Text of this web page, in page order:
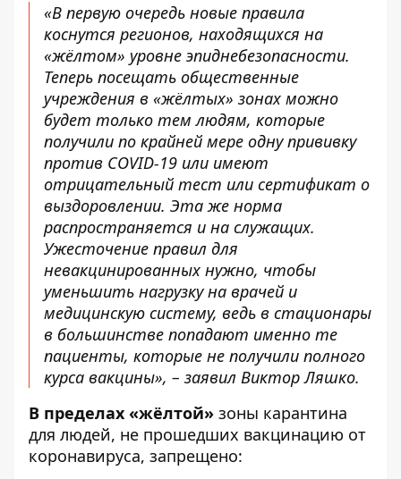
«В первую очередь новые правила
коснутся регионов, находящихся на
«жёлтом» уровне эпиднебезопасности.
Теперь посещать общественные
учреждения в «жёлтых» зонах можно
будет только тем людям, которые
получили по крайней мере одну прививку
против COVID-19 или имеют
отрицательный тест или сертификат о
выздоровлении. Эта же норма
распространяется и на служащих.
Ужесточение правил для
невакцинированных нужно, чтобы
уменьшить нагрузку на врачей и
медицинскую систему, ведь в стационары
в большинстве попадают именно те
пациенты, которые не получили полного
курса вакцины», – заявил Виктор Ляшко.
В пределах «жёлтой» зоны карантина
для людей, не прошедших вакцинацию от
коронавируса, запрещено: